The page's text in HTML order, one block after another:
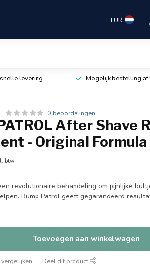
EUR
levering Mogelijk bestelling af
0 beoordelingen
After Shave
- Original Formula
btw
revolutionaire behandeling om pijnlijke
Bump Patrol geeft gegarandeerd
Toevoegen aan winkelwagen
Deel dit product